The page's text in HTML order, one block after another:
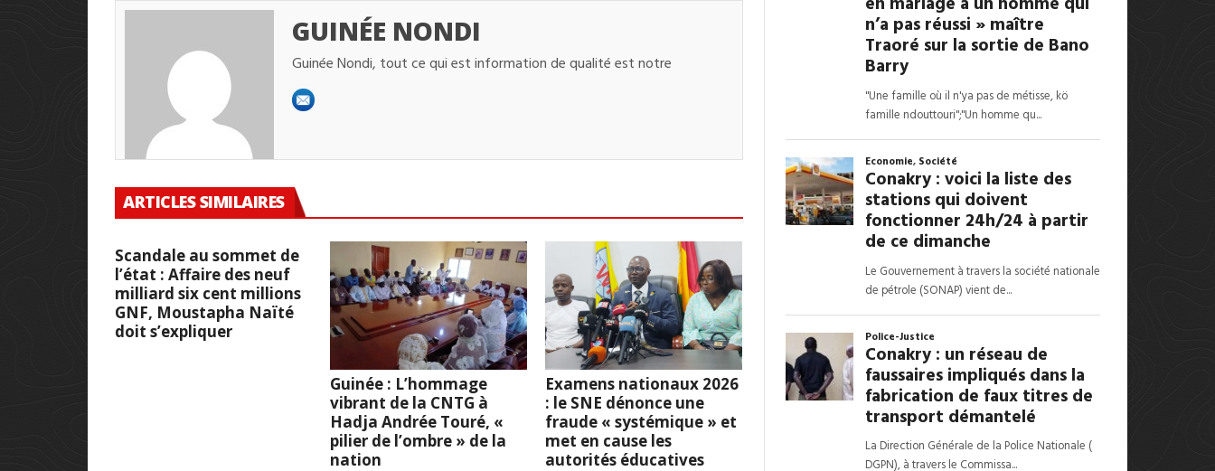
GUINÉE NONDI
Guinée Nondi, tout ce qui est information de qualité est notre
ARTICLES SIMILAIRES
Scandale au sommet de
l’état : Affaire des neuf
milliard six cent millions
GNF, Moustapha Naïté
doit s’expliquer
Guinée : L’hommage
vibrant de la CNTG à
Hadja Andrée Touré, «
pilier de l’ombre » de la
nation
Examens nationaux 2026
: le SNE dénonce une
fraude « systémique » et
met en cause les
autorités éducatives